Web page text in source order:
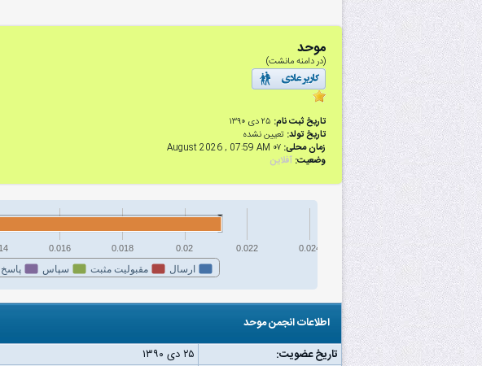
موحد
(در دامنه مانشت)
تاریخ ثبت نام: ۲۵ دى ۱۳۹۰
تاریخ تولد: تعیین نشده
زمان محلی: ۰۷ August 2026 , 07:59 AM
وضعیت: آفلاین
ارسال مقبولیت مثبت سپاس
0.016 0.018 0.02 0.022 0.024
اطلاعات انجمن موحد
تاریخ عضویت:
۲۵ دى ۱۳۹۰